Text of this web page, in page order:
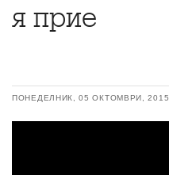
я прие
ПОНЕДЕЛНИК, 05 ОКТОМВРИ, 2015